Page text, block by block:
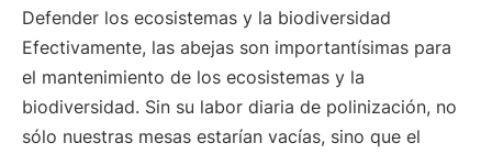
Defender los ecosistemas y la biodiversidad
Efectivamente, las abejas son importantísimas para
el mantenimiento de los ecosistemas y la
biodiversidad. Sin su labor diaria de polinización, no
sólo nuestras mesas estarían vacías, sino que el